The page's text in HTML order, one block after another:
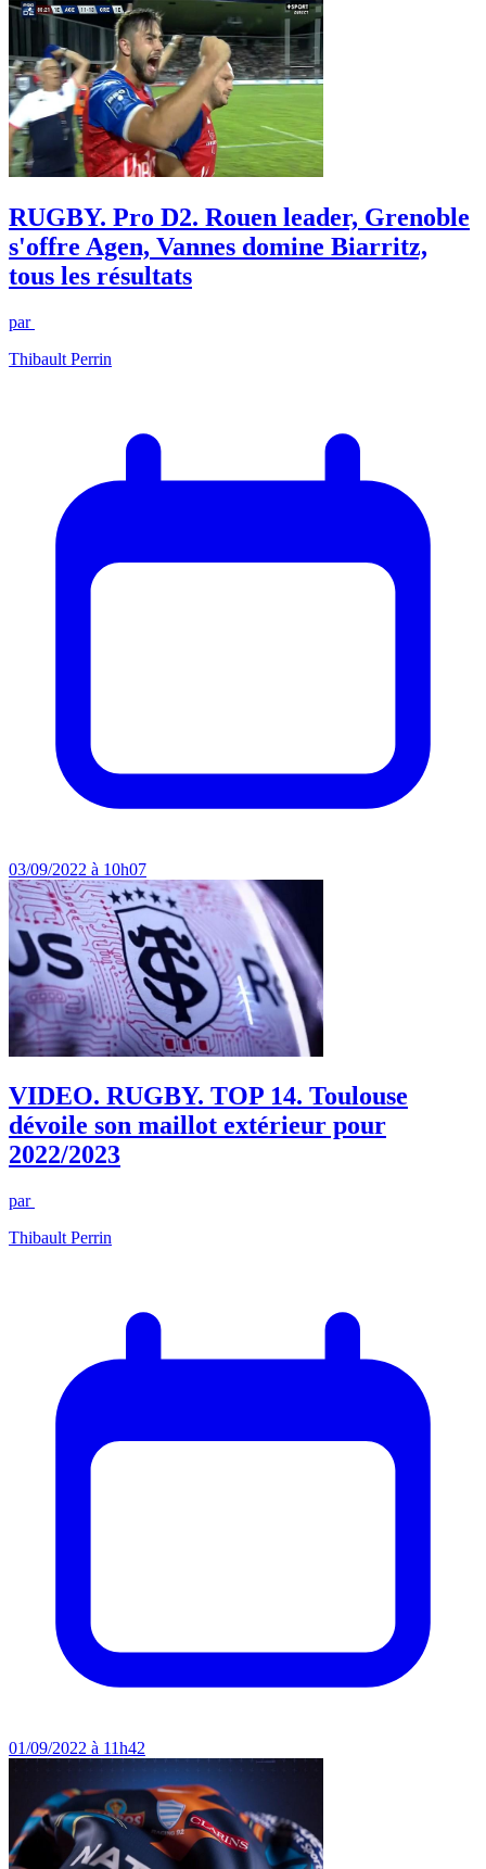
RUGBY. Pro D2. Rouen leader, Grenoble
s'offre Agen, Vannes domine Biarritz,
tous les résultats
par
Thibault Perrin
03/09/2022 à 10h07
VIDEO. RUGBY. TOP 14. Toulouse
dévoile son maillot extérieur pour
2022/2023
par
Thibault Perrin
01/09/2022 à 11h42